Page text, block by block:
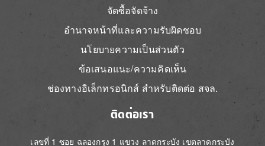
จัดซื้อจัดจ้าง
อำนาจหน้าที่และความรับผิดชอบ
นโยบายความเป็นส่วนตัว
ข้อเสนอแนะ/ความคิดเห็น
ช่องทางอิเล็กทรอนิกส์ สำหรับติดต่อ สจล.
ติดต่อเรา
เลขที่ 1 ซอย ฉลองกรุง 1 แขวง ลาดกระบัง เขตลาดกระบัง